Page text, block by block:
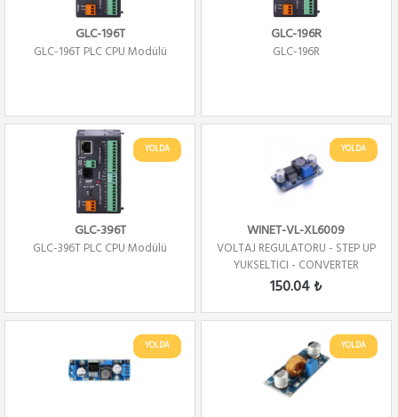
GLC-196T
GLC-196T PLC CPU Modülü
GLC-196R
GLC-196R
YOLDA
GLC-396T
GLC-396T PLC CPU Modülü
YOLDA
WINET-VL-XL6009
VOLTAJ REGULATORU - STEP UP
YUKSELTICI - CONVERTER
150.04 ₺
YOLDA YOLDA